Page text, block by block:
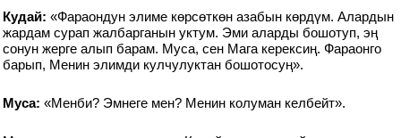
Кудай: «Фараондун элиме көрсөткөн азабын көрдүм. Алардын
жардам сурап жалбарганын уктум. Эми аларды бошотуп, эң
сонун жерге алып барам. Муса, сен Мага керексиң. Фараонго
барып, Менин элимди кулчулуктан бошотосуң».
Муса: «Менби? Эмнеге мен? Менин колуман келбейт».